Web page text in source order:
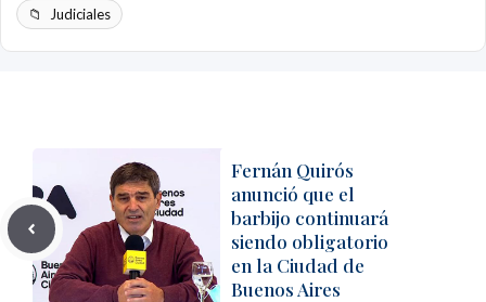
Judiciales
Fernán Quirós
anunció que el
barbijo continuará
siendo obligatorio
en la Ciudad de
Buenos Aires